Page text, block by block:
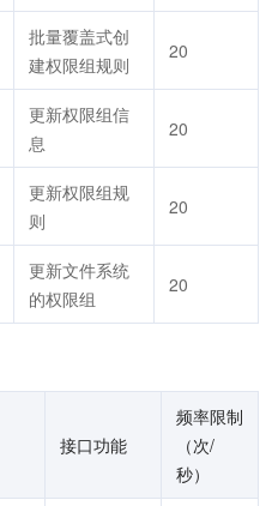
批量覆盖式创
建权限组规则
20
更新权限组信
息
20
更新权限组规
则
20
更新文件系统
的权限组
20
接口功能
频率限制
（次/
秒）